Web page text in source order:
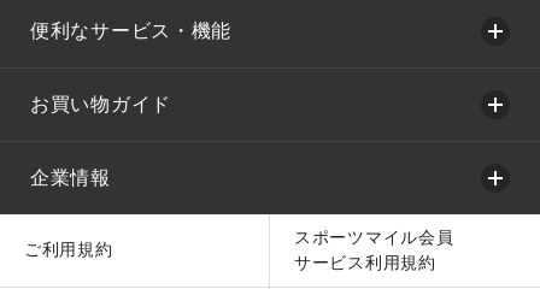
便利なサービス・機能
お買い物ガイド
企業情報
ご利用規約
スポーツマイル会員
サービス利用規約